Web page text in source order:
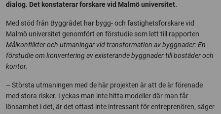
dialog. Det konstaterar forskare vid Malmö universitet.
Med stöd från Byggrådet har bygg- och fastighetsforskare vid
Malmö universitet genomfört en förstudie som lett till rapporten
Målkonflikter och utmaningar vid transformation av byggnader: En
förstudie om konvertering av existerande byggnader till bostäder och
kontor.
– Största utmaningen med de här projekten är att de är förenade
med stora risker. Lyckas man inte hitta modeller där man får
lönsamhet i det, är det oftast inte intressant för entreprenören, säger